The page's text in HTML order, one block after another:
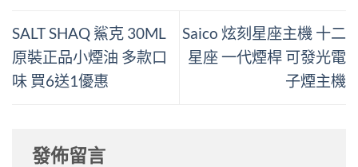
SALT SHAQ 鯊克 30ML
原裝正品小煙油 多款口
味 買6送1優惠
Saico 炫刻星座主機 十二
星座 一代煙桿 可發光電
子煙主機
發佈留言